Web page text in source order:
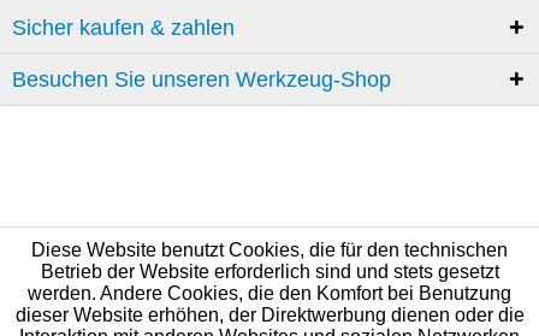
Sicher kaufen & zahlen
Besuchen Sie unseren Werkzeug-Shop
Diese Website benutzt Cookies, die für den technischen
Betrieb der Website erforderlich sind und stets gesetzt
werden. Andere Cookies, die den Komfort bei Benutzung
dieser Website erhöhen, der Direktwerbung dienen oder die